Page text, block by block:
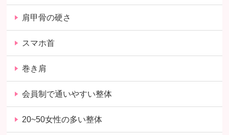
肩甲骨の硬さ
スマホ首
巻き肩
会員制で通いやすい整体
20~50女性の多い整体